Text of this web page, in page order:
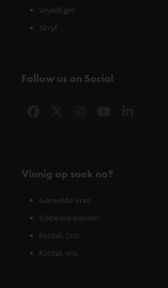
Vrywilliger
Skryf
Follow us on Social
Vinnig op soek na?
Gereelde Vrae
Gebedskalender
Kontak Ons
Kontak ons